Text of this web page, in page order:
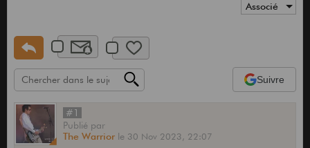
Associé
Suivre
#1
Publié par
The Warrior le 30 Nov 2023, 22:07